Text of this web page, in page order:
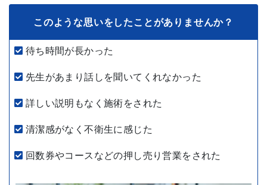
このような思いをしたことがありませんか？
待ち時間が長かった
先生があまり話しを聞いてくれなかった
詳しい説明もなく施術をされた
清潔感がなく不衛生に感じた
回数券やコースなどの押し売り営業をされた